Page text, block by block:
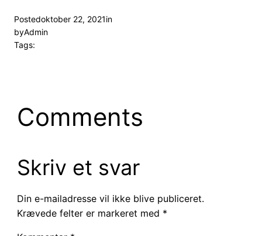
Postedoktober 22, 2021in
byAdmin
Tags:
Comments
Skriv et svar
Din e-mailadresse vil ikke blive publiceret.
Krævede felter er markeret med *